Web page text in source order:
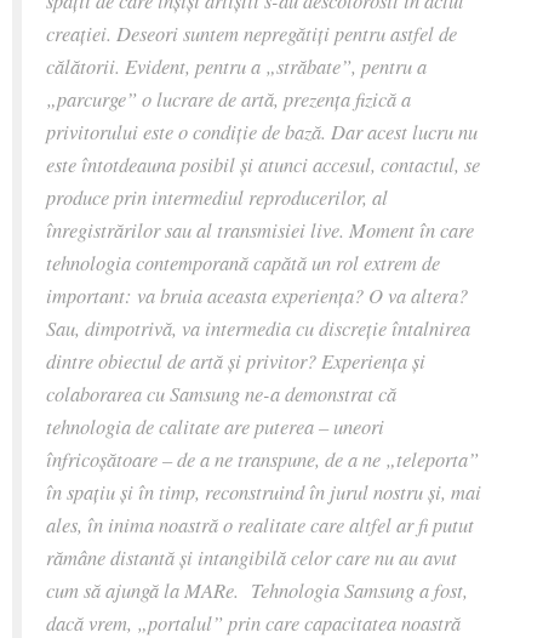
creației. Deseori suntem nepregătiți pentru astfel de
călătorii. Evident, pentru a „străbate”, pentru a
„parcurge” o lucrare de artă, prezența fizică a
privitorului este o condiție de bază. Dar acest lucru nu
este întotdeauna posibil și atunci accesul, contactul, se
produce prin intermediul reproducerilor, al
înregistrărilor sau al transmisiei live. Moment în care
tehnologia contemporană capătă un rol extrem de
important: va bruia aceasta experiența? O va altera?
Sau, dimpotrivă, va intermedia cu discreție întalnirea
dintre obiectul de artă și privitor? Experiența și
colaborarea cu Samsung ne-a demonstrat că
tehnologia de calitate are puterea – uneori
înfricoșătoare – de a ne transpune, de a ne „teleporta”
în spațiu și în timp, reconstruind în jurul nostru și, mai
ales, în inima noastră o realitate care altfel ar fi putut
rămâne distantă și intangibilă celor care nu au avut
cum să ajungă la MARe. Tehnologia Samsung a fost,
dacă vrem, „portalul” prin care capacitatea noastră